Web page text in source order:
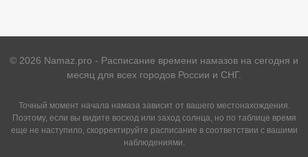
© 2026 Namaz.pro - Расписание времени намазов на сегодня и
месяц для всех городов России и СНГ.
Точный момент начала намаза зависит от вашего местонахождения.
Поэтому, если вы видите восход или заход солнца, но по таблице время
еще не наступило, скорректируйте расписание в соответствии с вашими
наблюдениями.